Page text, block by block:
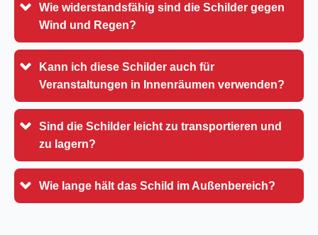
Wie widerstandsfähig sind die Schilder gegen
Wind und Regen?
Kann ich diese Schilder auch für
Veranstaltungen in Innenräumen verwenden?
Sind die Schilder leicht zu transportieren und
zu lagern?
Wie lange hält das Schild im Außenbereich?